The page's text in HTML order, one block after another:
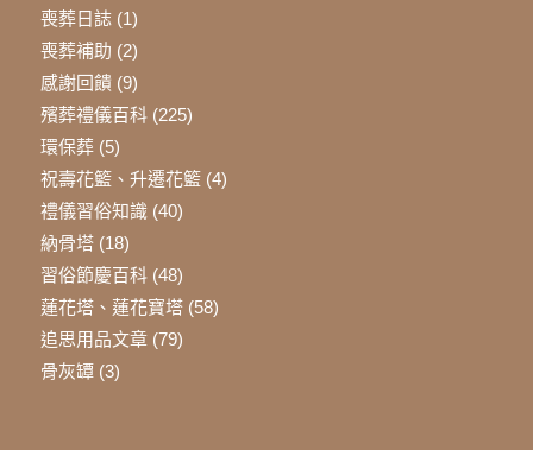
喪葬日誌(1)
喪葬補助 (2)
感謝回饋(9)
殯葬禮儀百科(225)
環保葬(5)
祝壽花籃、升遷花籃(4)
禮儀習俗知識(40)
納骨塔(18)
習俗節慶百科(48)
蓮花塔、蓮花寶塔(58)
追思用品文章(79)
骨灰罈(3)